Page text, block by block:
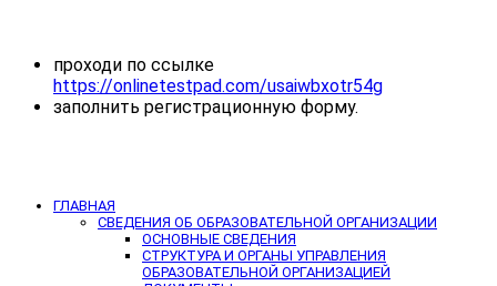
проходи по ссылке
https://onlinetestpad.com/usaiwbxotr54g
заполнить регистрационную форму.
ГЛАВНАЯ
СВЕДЕНИЯ ОБ ОБРАЗОВАТЕЛЬНОЙ ОРГАНИЗАЦИИ
ОСНОВНЫЕ СВЕДЕНИЯ
СТРУКТУРА И ОРГАНЫ УПРАВЛЕНИЯ
ОБРАЗОВАТЕЛЬНОЙ ОРГАНИЗАЦИЕЙ